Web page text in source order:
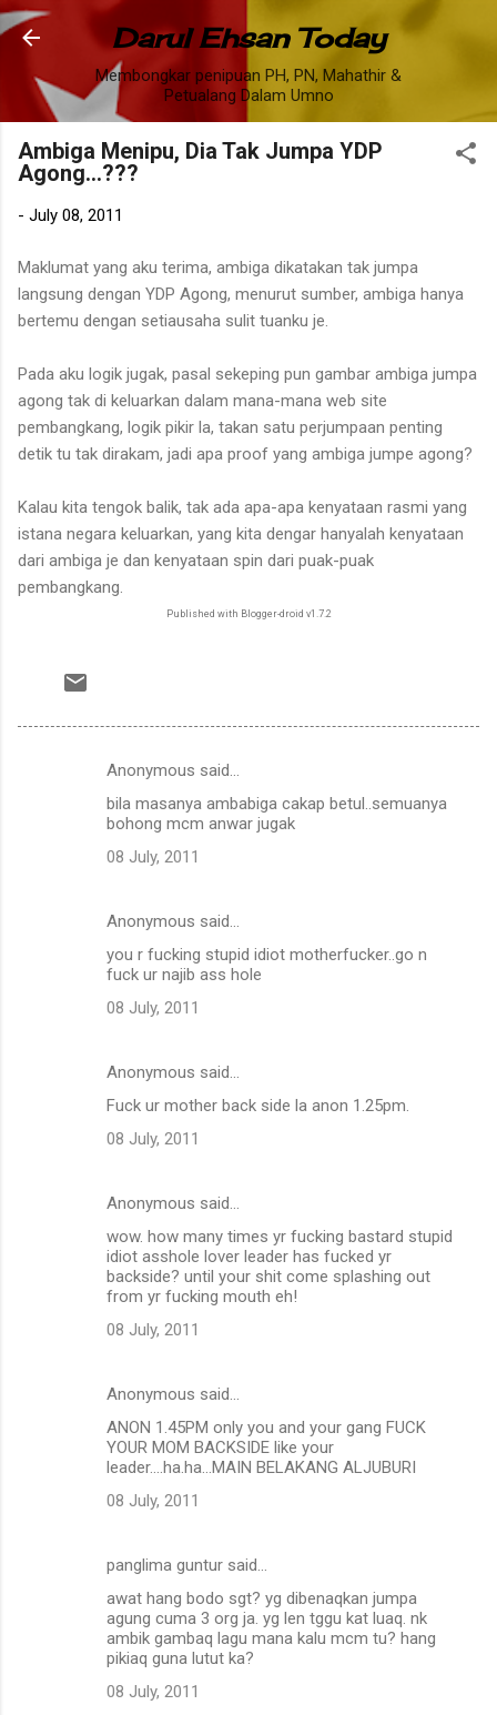
Skip to main content
Darul Ehsan Today
Membongkar penipuan PH, PN, Mahathir &
Petualang Dalam Umno
Ambiga Menipu, Dia Tak Jumpa YDP
Agong...???
- July 08, 2011
Maklumat yang aku terima, ambiga dikatakan tak jumpa
langsung dengan YDP Agong, menurut sumber, ambiga hanya
bertemu dengan setiausaha sulit tuanku je.
Pada aku logik jugak, pasal sekeping pun gambar ambiga jumpa
agong tak di keluarkan dalam mana-mana web site
pembangkang, logik pikir la, takan satu perjumpaan penting
detik tu tak dirakam, jadi apa proof yang ambiga jumpe agong?
Kalau kita tengok balik, tak ada apa-apa kenyataan rasmi yang
istana negara keluarkan, yang kita dengar hanyalah kenyataan
dari ambiga je dan kenyataan spin dari puak-puak
pembangkang.
Published with Blogger-droid v1.7.2
Anonymous said…
bila masanya ambabiga cakap betul..semuanya
bohong mcm anwar jugak
08 July, 2011
Anonymous said…
you r fucking stupid idiot motherfucker..go n
fuck ur najib ass hole
08 July, 2011
Anonymous said…
Fuck ur mother back side la anon 1.25pm.
08 July, 2011
Anonymous said…
wow. how many times yr fucking bastard stupid
idiot asshole lover leader has fucked yr
backside? until your shit come splashing out
from yr fucking mouth eh!
08 July, 2011
Anonymous said…
ANON 1.45PM only you and your gang FUCK
YOUR MOM BACKSIDE like your
leader....ha.ha...MAIN BELAKANG ALJUBURI
08 July, 2011
panglima guntur said…
awat hang bodo sgt? yg dibenaqkan jumpa
agung cuma 3 org ja. yg len tggu kat luaq. nk
ambik gambaq lagu mana kalu mcm tu? hang
pikiaq guna lutut ka?
08 July, 2011